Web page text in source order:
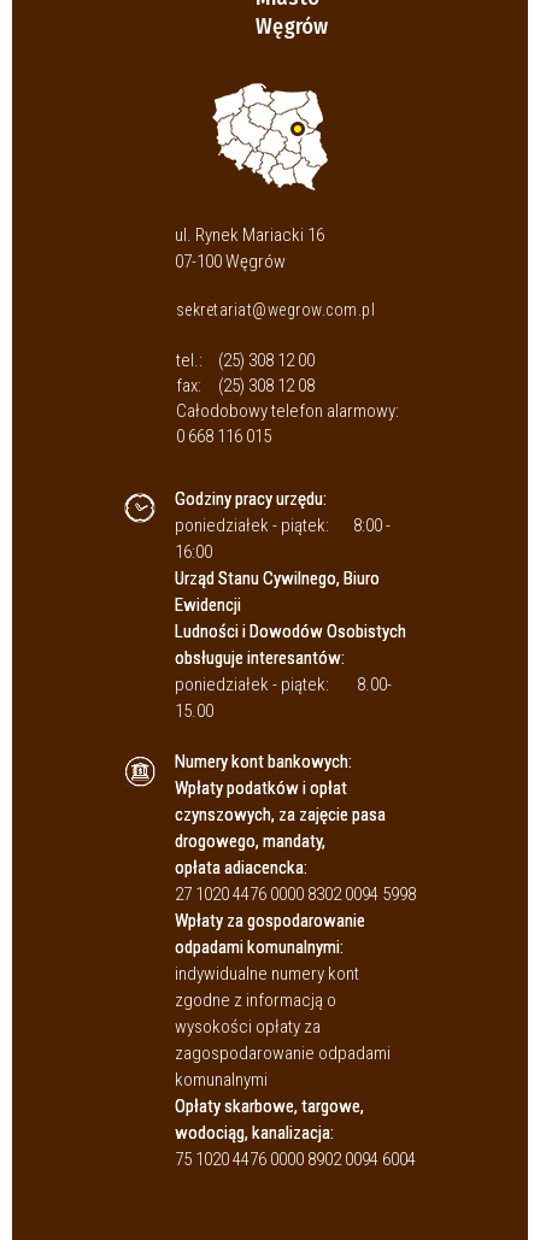
Węgrów
ul. Rynek Mariacki 16
07-100 Węgrów
sekretariat@wegrow.com.pl
tel.:
(25) 308 12 00
fax:
(25) 308 12 08
Całodobowy telefon alarmowy:
0 668 116 015
Godziny pracy urzędu:
poniedziałek - piątek:
8:00 -
16:00
Urząd Stanu Cywilnego, Biuro
Ewidencji
Ludności i Dowodów Osobistych
obsługuje interesantów:
poniedziałek - piątek:
8.00-
15.00
Numery kont bankowych:
Wpłaty podatków i opłat
czynszowych, za zajęcie pasa
drogowego, mandaty,
opłata adiacencka:
27 1020 4476 0000 8302 0094 5998
Wpłaty za gospodarowanie
odpadami komunalnymi:
indywidualne numery kont
zgodne z informacją o
wysokości opłaty za
zagospodarowanie odpadami
komunalnymi
Opłaty skarbowe, targowe,
wodociąg, kanalizacja:
75 1020 4476 0000 8902 0094 6004